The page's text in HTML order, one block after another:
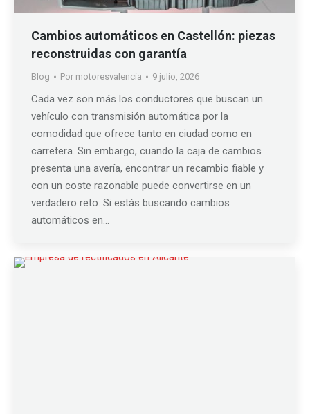
Cambios automáticos en Castellón: piezas
reconstruidas con garantía
Blog Por motoresvalencia 9 julio, 2026
Cada vez son más los conductores que buscan un
vehículo con transmisión automática por la
comodidad que ofrece tanto en ciudad como en
carretera. Sin embargo, cuando la caja de cambios
presenta una avería, encontrar un recambio fiable y
con un coste razonable puede convertirse en un
verdadero reto. Si estás buscando cambios
automáticos en…